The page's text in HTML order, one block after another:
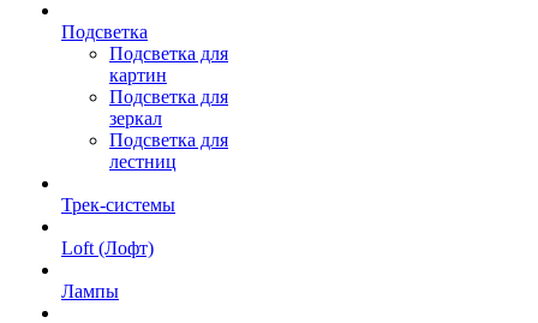
Подсветка
Подсветка для
картин
Подсветка для
зеркал
Подсветка для
лестниц
Трек-системы
Loft (Лофт)
Лампы